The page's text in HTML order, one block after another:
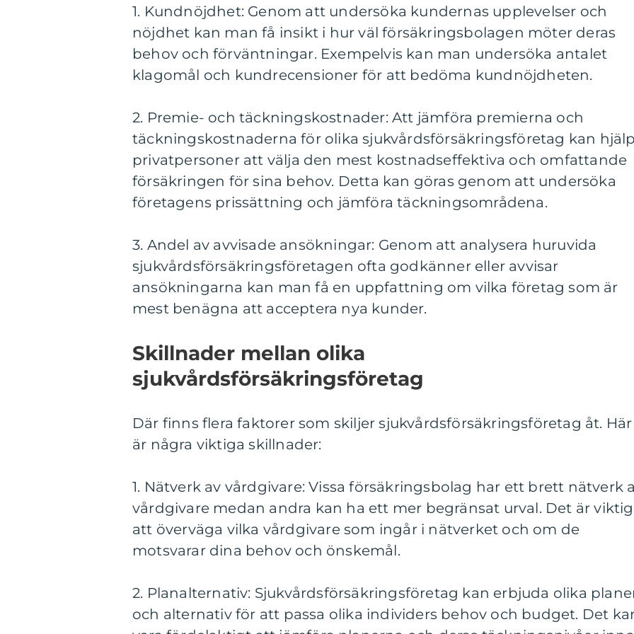
1. Kundnöjdhet: Genom att undersöka kundernas upplevelser och
nöjdhet kan man få insikt i hur väl försäkringsbolagen möter deras
behov och förväntningar. Exempelvis kan man undersöka antalet
klagomål och kundrecensioner för att bedöma kundnöjdheten.
2. Premie- och täckningskostnader: Att jämföra premierna och
täckningskostnaderna för olika sjukvårdsförsäkringsföretag kan
privatpersoner att välja den mest kostnadseffektiva och omfattande
försäkringen för sina behov. Detta kan göras genom att undersöka
företagens prissättning och jämföra täckningsområdena.
3. Andel av avvisade ansökningar: Genom att analysera huruvida
sjukvårdsförsäkringsföretagen ofta godkänner eller avvisar
ansökningarna kan man få en uppfattning om vilka företag som är
mest benägna att acceptera nya kunder.
Skillnader mellan olika
sjukvårdsförsäkringsföretag
Där finns flera faktorer som skiljer sjukvårdsförsäkringsföretag åt. Här
är några viktiga skillnader:
1. Nätverk av vårdgivare: Vissa försäkringsbolag har ett brett nätverk
vårdgivare medan andra kan ha ett mer begränsat urval. Det är
att överväga vilka vårdgivare som ingår i nätverket och om de
motsvarar dina behov och önskemål.
2. Planalternativ: Sjukvårdsförsäkringsföretag kan erbjuda olika
och alternativ för att passa olika individers behov och budget. Det